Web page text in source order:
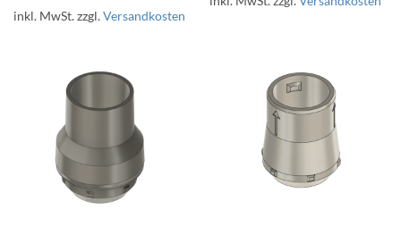
inkl. MwSt.zzgl.Versandkosten